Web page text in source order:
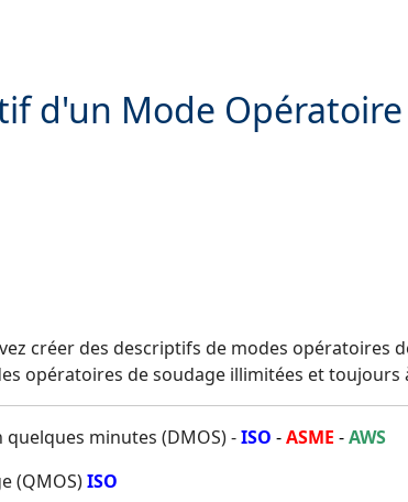
d'un Mode
créer des descriptifs de modes opératoires
opératoires de soudage illimitées et toujours
minutes (DMOS) -ISO -ASME -AWS
(QMOS)ISO